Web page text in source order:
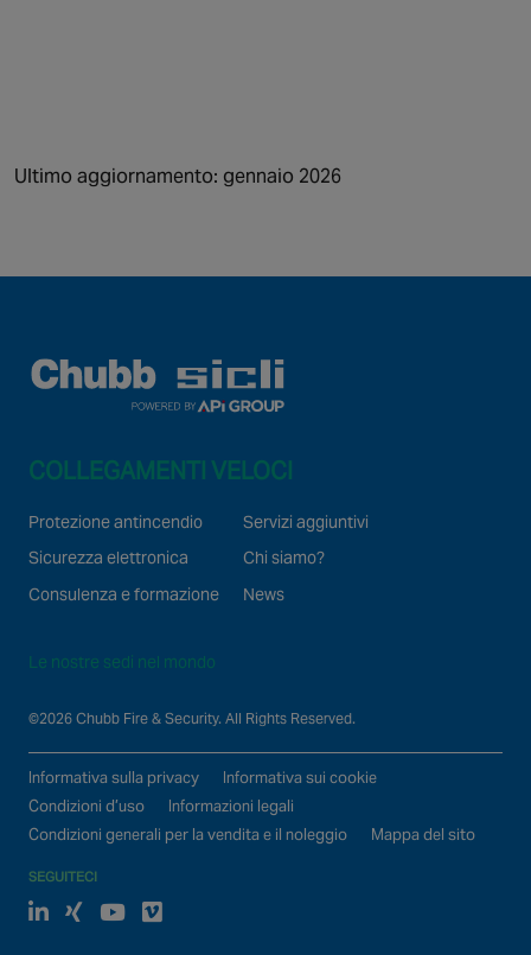
Ultimo aggiornamento: gennaio 2026
COLLEGAMENTI VELOCI
Protezione antincendio
Sicurezza elettronica
Consulenza e formazione
Servizi aggiuntivi
Chi siamo?
News
Le nostre sedi nel mondo
©2026 Chubb Fire & Security. All Rights Reserved.
Informativa sulla privacy
Informativa sui cookie
Condizioni d’uso
Informazioni legali
Condizioni generali per la vendita e il noleggio
Mappa del sito
SEGUITECI
Linked In
xing Youtube